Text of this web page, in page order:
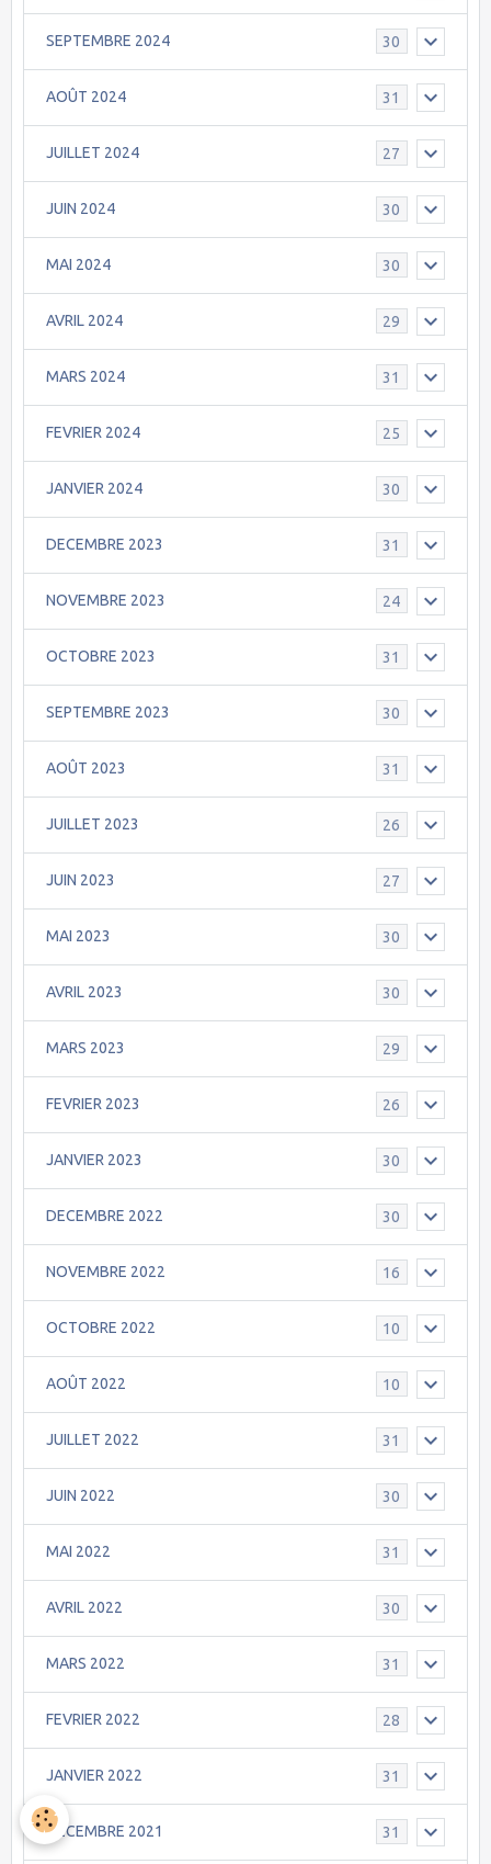
SEPTEMBRE 2024 30
AOÛT 2024 31
JUILLET 2024 27
JUIN 2024 30
MAI 2024 30
AVRIL 2024 29
MARS 2024 31
FEVRIER 2024 25
JANVIER 2024 30
DECEMBRE 2023 31
NOVEMBRE 2023 24
OCTOBRE 2023 31
SEPTEMBRE 2023 30
AOÛT 2023 31
JUILLET 2023 26
JUIN 2023 27
MAI 2023 30
AVRIL 2023 30
MARS 2023 29
FEVRIER 2023 26
JANVIER 2023 30
DECEMBRE 2022 30
NOVEMBRE 2022 16
OCTOBRE 2022 10
AOÛT 2022 10
JUILLET 2022 31
JUIN 2022 30
MAI 2022 31
AVRIL 2022 30
MARS 2022 31
FEVRIER 2022 28
JANVIER 2022 31
DECEMBRE 2021 31